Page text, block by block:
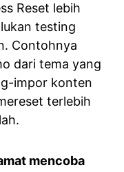
Reset lebih
testing
Contohnya
dari tema yang
impor konten
terlebih
mencoba